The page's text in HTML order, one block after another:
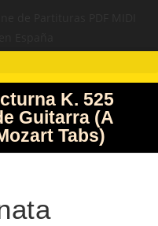
K. 525
Guitarra (A
Tabs)